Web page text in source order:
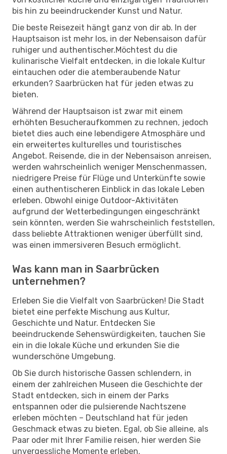
bis hin zu beeindruckender Kunst und Natur.
Die beste Reisezeit hängt ganz von dir ab. In der
Hauptsaison ist mehr los, in der Nebensaison dafür
ruhiger und authentischer.Möchtest du die
kulinarische Vielfalt entdecken, in die lokale Kultur
eintauchen oder die atemberaubende Natur
erkunden? Saarbrücken hat für jeden etwas zu
bieten.
Während der Hauptsaison ist zwar mit einem
erhöhten Besucheraufkommen zu rechnen, jedoch
bietet dies auch eine lebendigere Atmosphäre und
ein erweitertes kulturelles und touristisches
Angebot. Reisende, die in der Nebensaison anreisen,
werden wahrscheinlich weniger Menschenmassen,
niedrigere Preise für Flüge und Unterkünfte sowie
einen authentischeren Einblick in das lokale Leben
erleben. Obwohl einige Outdoor-Aktivitäten
aufgrund der Wetterbedingungen eingeschränkt
sein könnten, werden Sie wahrscheinlich feststellen,
dass beliebte Attraktionen weniger überfüllt sind,
was einen immersiveren Besuch ermöglicht.
Was kann man in Saarbrücken
unternehmen?
Erleben Sie die Vielfalt von Saarbrücken! Die Stadt
bietet eine perfekte Mischung aus Kultur,
Geschichte und Natur. Entdecken Sie
beeindruckende Sehenswürdigkeiten, tauchen Sie
ein in die lokale Küche und erkunden Sie die
wunderschöne Umgebung.
Ob Sie durch historische Gassen schlendern, in
einem der zahlreichen Museen die Geschichte der
Stadt entdecken, sich in einem der Parks
entspannen oder die pulsierende Nachtszene
erleben möchten – Deutschland hat für jeden
Geschmack etwas zu bieten. Egal, ob Sie alleine, als
Paar oder mit Ihrer Familie reisen, hier werden Sie
unvergessliche Momente erleben.